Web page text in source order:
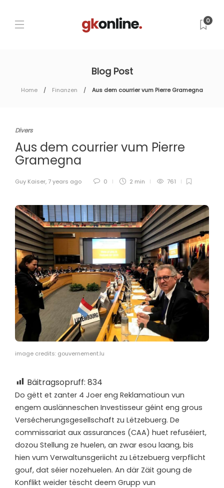
0
Blog Post
Home Finanzen Aus dem courrier vum Pierre Gramegna
Divers
Aus dem courrier vum Pierre
Gramegna
Guy Kaiser, 7 years ago 0 2 min 761
image credits: gouvernement.lu
Bäitragsopruff: 834
Do gëtt et zanter 4 Joer eng Reklamatioun vun
engem auslänneschen Investisseur géint eng grous
Versécherungsgesellschaft zu Lëtzebuerg. De
commissariat aux assurances (CAA) huet refuséiert,
dozou Stellung ze huelen, an zwar esou laang, bis
hien vum Verwaltunsgeriicht zu Lëtzebuerg verpflicht
gouf, dat séier nozehuelen. An där Zäit goung de
Konflikt weider tëscht deem Grupp vun